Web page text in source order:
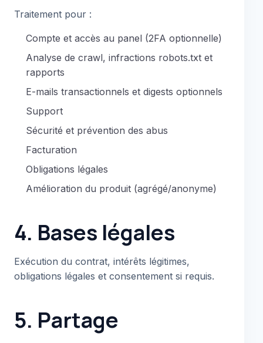
Traitement pour :
Compte et accès au panel (2FA optionnelle)
Analyse de crawl, infractions robots.txt et
rapports
E-mails transactionnels et digests optionnels
Support
Sécurité et prévention des abus
Facturation
Obligations légales
Amélioration du produit (agrégé/anonyme)
4. Bases légales
Exécution du contrat, intérêts légitimes,
obligations légales et consentement si requis.
5. Partage